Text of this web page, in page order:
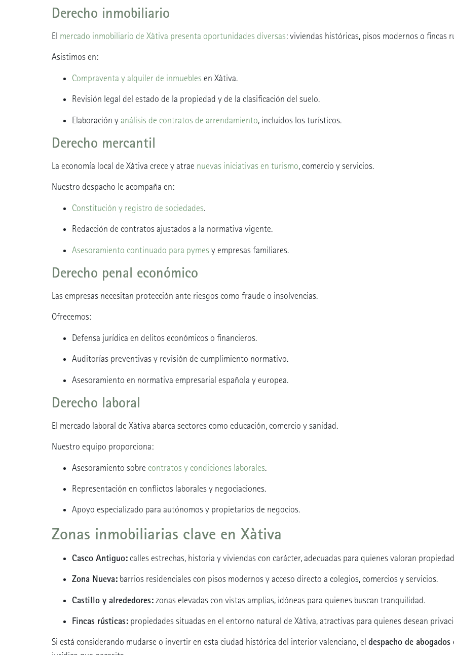
Derecho inmobiliario
El mercado inmobiliario de Xàtiva presenta oportunidades diversas: viviendas históricas, pisos modernos o fincas
Asistimos en:
Compraventa y alquiler de inmuebles en Xàtiva.
Revisión legal del estado de la propiedad y de la clasificación del suelo.
Elaboración y análisis de contratos de arrendamiento, incluidos los turísticos.
Derecho mercantil
La economía local de Xàtiva crece y atrae nuevas iniciativas en turismo, comercio y servicios.
Nuestro despacho le acompaña en:
Constitución y registro de sociedades.
Redacción de contratos ajustados a la normativa vigente.
Asesoramiento continuado para pymes y empresas familiares.
Derecho penal económico
Las empresas necesitan protección ante riesgos como fraude o insolvencias.
Ofrecemos:
Defensa jurídica en delitos económicos o financieros.
Auditorías preventivas y revisión de cumplimiento normativo.
Asesoramiento en normativa empresarial española y europea.
Derecho laboral
El mercado laboral de Xàtiva abarca sectores como educación, comercio y sanidad.
Nuestro equipo proporciona:
Asesoramiento sobre contratos y condiciones laborales.
Representación en conflictos laborales y negociaciones.
Apoyo especializado para autónomos y propietarios de negocios.
Zonas inmobiliarias clave en Xàtiva
Casco Antiguo:calles estrechas, historia y viviendas con carácter, adecuadas para quienes valoran
Zona Nueva: barrios residenciales con pisos modernos y acceso directo a colegios, comercios y servicios.
Castillo y alrededores:zonas elevadas con vistas amplias, idóneas para quienes buscan tranquilidad.
Fincas rústicas: propiedades situadas en el entorno natural de Xàtiva, atractivas para quienes desean
Si está considerando mudarse o invertir en esta ciudad histórica del interior valenciano, el despacho de abogados